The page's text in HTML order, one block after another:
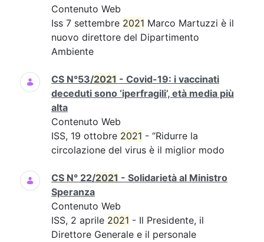
Contenuto Web
Iss 7 settembre 2021 Marco Martuzzi è il
nuovo direttore del Dipartimento
Ambiente
CS N°53/2021 - Covid-19: i vaccinati
deceduti sono ‘iperfragili’, età media più
alta
Contenuto Web
ISS, 19 ottobre 2021 - “Ridurre la
circolazione del virus è il miglior modo
CS N° 22/2021 - Solidarietà al Ministro
Speranza
Contenuto Web
ISS, 2 aprile 2021 - Il Presidente, il
Direttore Generale e il personale